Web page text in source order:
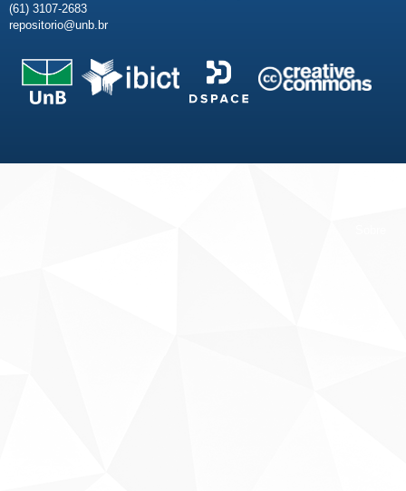
(61) 3107-2683
repositorio@unb.br